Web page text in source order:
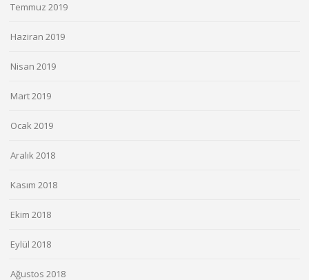
Temmuz 2019
Haziran 2019
Nisan 2019
Mart 2019
Ocak 2019
Aralık 2018
Kasım 2018
Ekim 2018
Eylül 2018
Ağustos 2018